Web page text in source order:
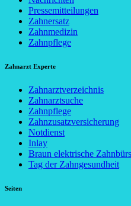
Pressemitteilungen
Zahnersatz
Zahnmedizin
Zahnpflege
Zahnarzt Experte
Zahnarztverzeichnis
Zahnarztsuche
Zahnpflege
Zahnzusatzversicherung
Notdienst
Inlay
Braun elektrische
Tag der Zahngesundheit
Seiten